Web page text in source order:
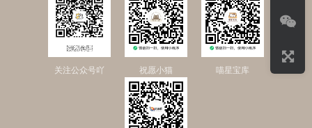
关注公众号吖 祝愿小猫 喵星宝库